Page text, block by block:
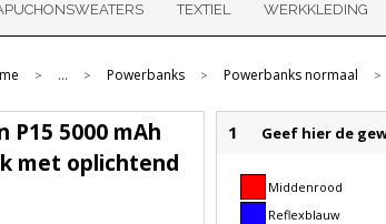
TEXTIEL WERKKLEDING
> ... > Powerbanks > Powerbanks normaal >
1 Geef hier de
Middenrood
Reflexblauw
P15 5000 mAh
met oplichtend